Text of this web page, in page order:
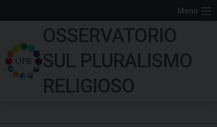
k
Menu
OSSERVATORIO
SUL PLURALISMO
RELIGIOSO